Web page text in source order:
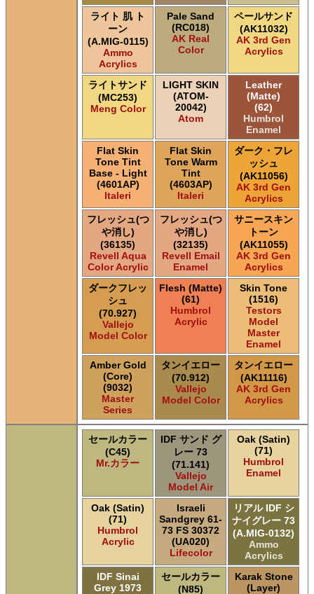
ライト 肌 ト
ーン
(A.MIG-0115)
Ammo
Acrylics
Pale Sand
(RC018)
AK Real
Color
ペールサンド
(AK11032)
AK 3rd Gen
Acrylics
ライトサンド
(MC253)
Meng Color
LIGHT SKIN
(ATOM-
20042)
Atom
Leather
(Matte)
(62)
Humbrol
Enamel
Flat Skin
Tone Tint
Base - Light
(4601AP)
Italeri
Flat Skin
Tone Warm
Tint
(4603AP)
Italeri
ダーク・フレ
ッシュ
(AK11056)
AK 3rd Gen
Acrylics
フレッシュ(つ
や消し)
(36135)
Revell Aqua
Color Acrylic
フレッシュ(つ
や消し)
(32135)
Revell Email
Enamel
サニースキン
トーン
(AK11055)
AK 3rd Gen
Acrylics
ダークフレッ
シュ
(70.927)
Vallejo
Model Color
Flesh (Matte)
(61)
Humbrol
Acrylic
Skin Tone
(1516)
Testors
Model
Master
Enamel
Amber Gold
(Core)
(9032)
Master
Series
タンイエロー
(70.912)
Vallejo
Model Color
タンイエロー
(AK11116)
AK 3rd Gen
Acrylics
セールカラー
(C45)
Mr.カラー
IDF サンド グ
レー 73
(71.141)
Vallejo
Model Air
Oak (Satin)
(71)
Humbrol
Enamel
Oak (Satin)
(71)
Humbrol
Acrylic
Israeli
Sandgrey 61-
73 FS 30372
(UA020)
Lifecolor
リアル IDF シ
ナイグレー 73
(A.MIG-0132)
Ammo
Acrylics
IDF Sinai
Grey 1973
セールカラー
(N85)
Karak Stone
(Layer)